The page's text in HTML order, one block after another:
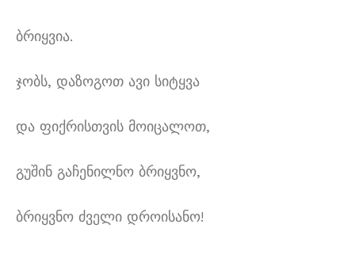
ბრიყვია.
ჯობს, დაზოგოთ ავი სიტყვა
და ფიქრისთვის მოიცალოთ,
გუშინ გაჩენილნო ბრიყვნო,
ბრიყვნო ძველი დროისანო!